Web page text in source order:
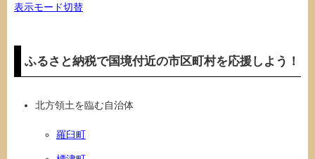
表示モード切替
ふるさと納税で国境付近の市区町村を応援しよう！
北方領土を臨む自治体
羅臼町